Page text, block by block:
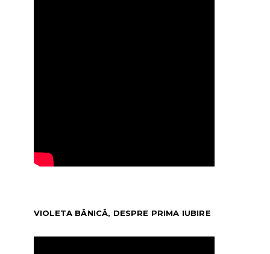
VIOLETA BĂNICĂ, DESPRE PRIMA IUBIRE